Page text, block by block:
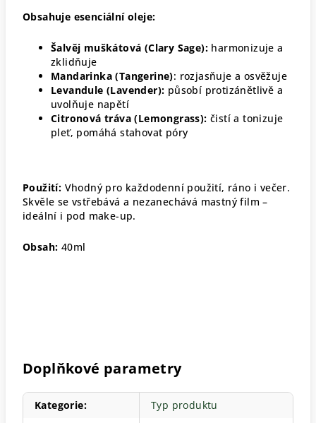
Obsahuje esenciální oleje:
Šalvěj muškátová (Clary Sage): harmonizuje a
zklidňuje
Mandarinka (Tangerine): rozjasňuje a osvěžuje
Levandule (Lavender): působí protizánětlivě a
uvolňuje napětí
Citronová tráva (Lemongrass): čistí a tonizuje
pleť, pomáhá stahovat póry
Použití: Vhodný pro každodenní použití, ráno i večer.
Skvěle se vstřebává a nezanechává mastný film –
ideální i pod make-up.
Obsah: 40ml
Doplňkové parametry
Kategorie:
Typ produktu